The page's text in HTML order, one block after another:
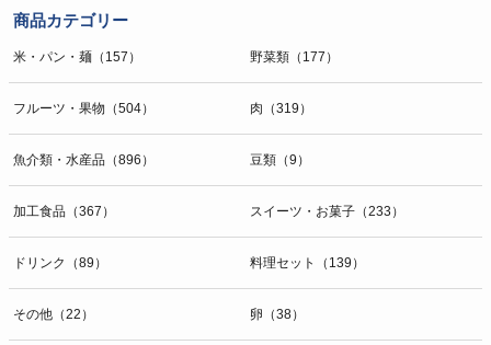
的の通知・開示・内容の訂正・追加または削除・利用の停止・消去お
よび第三者への提供の停止（「開示等」といいます。）に応じます。
g）本人が個人情報を与えることの任意性及び当該情報を与えなかっ
た場合に本人に生じる結果
個人情報の提供は任意と致しますが、当社が依頼する情報の提供がな
い場合、内容が正確でない場合はサービスの提供やご対応等に支障を
きたす可能性がございますのでご了承下さい。
スログ、Cookie（クッキー）等を用いて管理しています。これらに
は、お客様のお名前、ご住所、電話番号、電子メールアドレスなど、
お客様を特定する個人情報は一切含まれておりません。
商品カテゴリー
米・パン・麺（157） 野菜類（177）
フルーツ・果物（504） 肉（319）
魚介類・水産品（896） 豆類（9）
加工食品（367） スイーツ・お菓子（233）
ドリンク（89） 料理セット（139）
その他（22） 卵（38）